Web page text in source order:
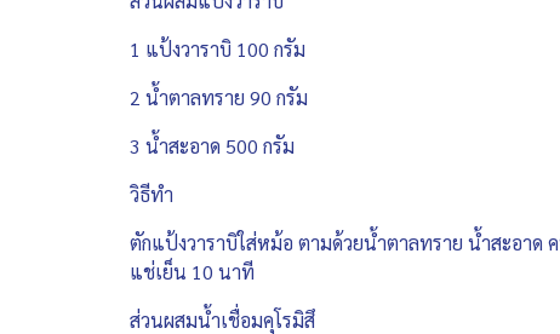
1 แป้งวาราบิ 100 กรัม
2 น้ำตาลทราย 90 กรัม
3 น้ำสะอาด 500 กรัม
วิธีทำ
ตักแป้งวาราบิใส่หม้อ ตามด้วยน้ำตาลทราย น้ำสะอาด
แช่เย็น 10 นาที
ส่วนผสมน้ำเชื่อมคุโรมิสึ